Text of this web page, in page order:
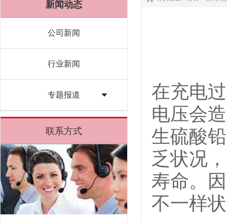
新闻动态
公司新闻
行业新闻
专题报道
联系方式
在充电
电压会
生硫酸
乏状况
寿命。
不一样